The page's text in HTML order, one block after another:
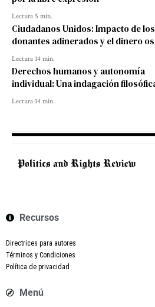
Lectura 5 min.
Ciudadanos Unidos: Impacto de los
donantes adinerados y el dinero
Lectura 14 min.
Derechos humanos y autonomía
individual: Una indagación
Lectura 14 min.
Recursos
Directrices para autores
Términos y Condiciones
Política de privacidad
Menú